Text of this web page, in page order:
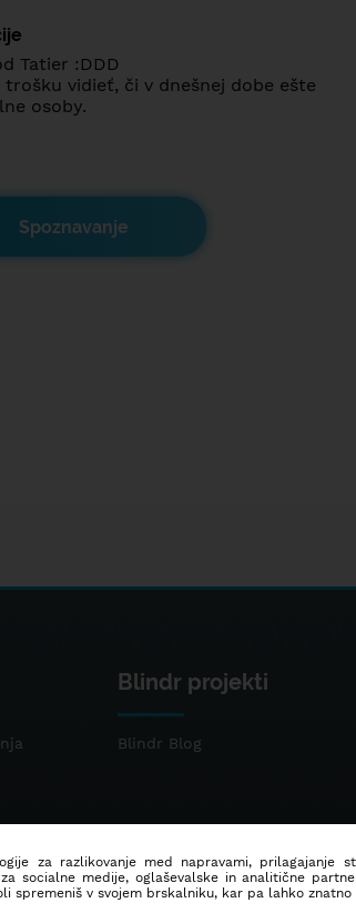
Tatier :DDD
vidieť, či v dnešnej dobe ešte
osoby.
Spoznavanje
Blindr projekti
Blindr Blog
za razlikovanje med napravami, prilagajanje
socialne medije, oglaševalske in analitične
spremeniš v svojem brskalniku, kar pa lahko